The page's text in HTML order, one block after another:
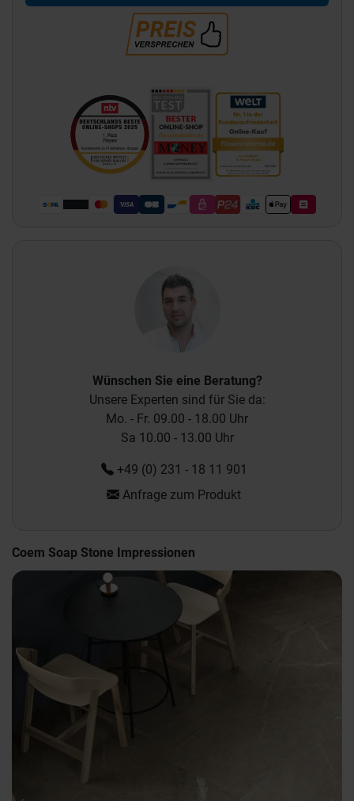
Wünschen Sie eine Beratung?
Unsere Experten sind für Sie da:
Mo. - Fr. 09.00 - 18.00 Uhr
Sa 10.00 - 13.00 Uhr
+49 (0) 231 - 18 11 901
Anfrage zum Produkt
Coem Soap Stone Impressionen